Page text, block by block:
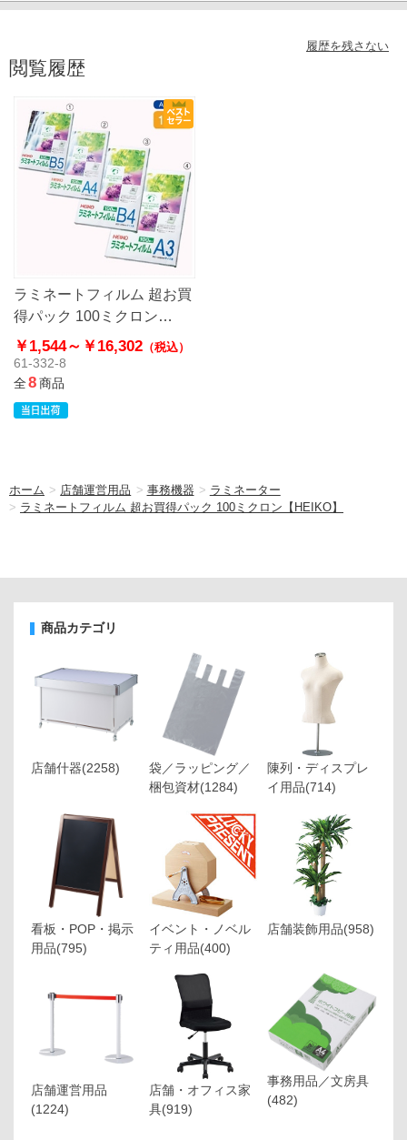
履歴を残さない
閲覧履歴
ラミネートフィルム 超お買
得パック 100ミクロン
【HEIKO】
￥1,544～ ￥16,302 （税込）
61-332-8
全8商品
ホーム > 店舗運営用品 > 事務機器 > ラミネーター
> ラミネートフィルム 超お買得パック 100ミクロン【HEIKO】
商品カテゴリ
店舗什器(2258)
袋／ラッピング／
梱包資材(1284)
陳列・ディスプレ
イ用品(714)
看板・POP・掲示
用品(795)
イベント・ノベル
ティ用品(400)
店舗装飾用品(958)
店舗運営用品
(1224)
店舗・オフィス家
具(919)
事務用品／文房具
(482)